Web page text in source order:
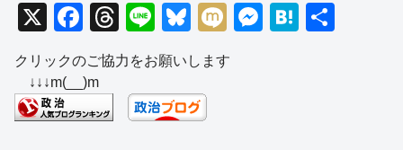
X
F
c
e
b
T
hr
e
a
d
Li
n
e
Bl
u
e
sk
y
M
M
H
クリックのご協力をお願いします
↓↓↓m(__)m